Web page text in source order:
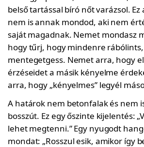
belső tartással bíró nőt varázsol. Ez
nem is annak mondod, aki nem
saját magadnak. Nemet mondasz
hogy tűrj, hogy mindenre
mentegetgess. Nemet arra, hogy
érzéseidet a másik kényelme
arra, hogy „kényelmes” legyél
A határok nem betonfalak és nem
bosszút. Ez egy őszinte kijelentés:
lehet megtenni.” Egy nyugodt
mondat: „Rosszul esik, amikor így